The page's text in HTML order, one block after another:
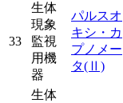
33
生体
現象
監視
用機
器
パルスオ
キシ・カ
プノメー
タ(Ⅱ)
生体